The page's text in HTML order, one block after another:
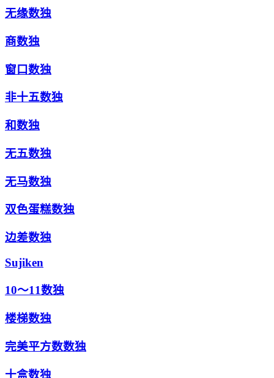
无缘数独
商数独
窗口数独
非十五数独
和数独
无五数独
无马数独
双色蛋糕数独
边差数独
Sujiken
10～11数独
楼梯数独
完美平方数数独
十盒数独